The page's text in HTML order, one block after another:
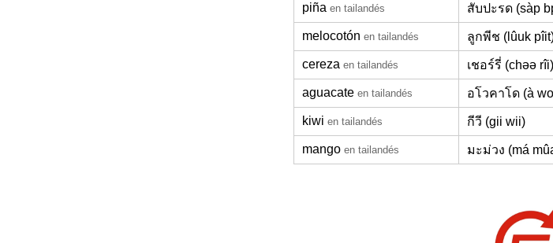
piña en tailandés สับปะรด (sàp
melocotón en tailandés ลูกพีช (lûuk
cereza en tailandés เชอร์รี่ (chəə rîi)
aguacate en tailandés อโวคาโด (à
kiwi en tailandés กีวี (gii wii)
mango en tailandés มะม่วง (má